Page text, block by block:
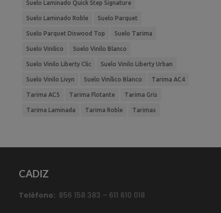
Suelo Laminado Quick Step Signature
Suelo Laminado Roble Suelo Parquet
Suelo Parquet Diswood Top Suelo Tarima
Suelo Vinilico Suelo Vinilo Blanco
Suelo Vinilo Liberty Clic Suelo Vinilo Liberty Urban
Suelo Vinilo Livyn Suelo Vinílico Blanco Tarima AC4
Tarima AC5 Tarima Flotante Tarima Gris
Tarima Laminada Tarima Roble Tarimas
CADIZ
Teléfono: 856 158 383 – 611 610 018